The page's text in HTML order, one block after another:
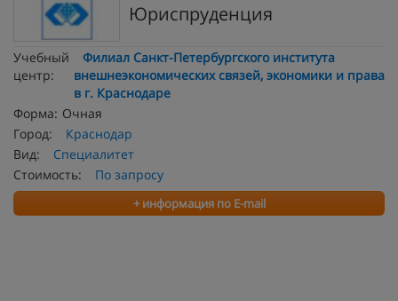
Юриспруденция
Учебный
центр:
Филиал Санкт-Петербургского института
внешнеэкономических связей, экономики и права
в г. Краснодаре
Форма: Очная
Город:
Краснодар
Вид:
Специалитет
Стоимость:
По запросу
+ информация по E-mail